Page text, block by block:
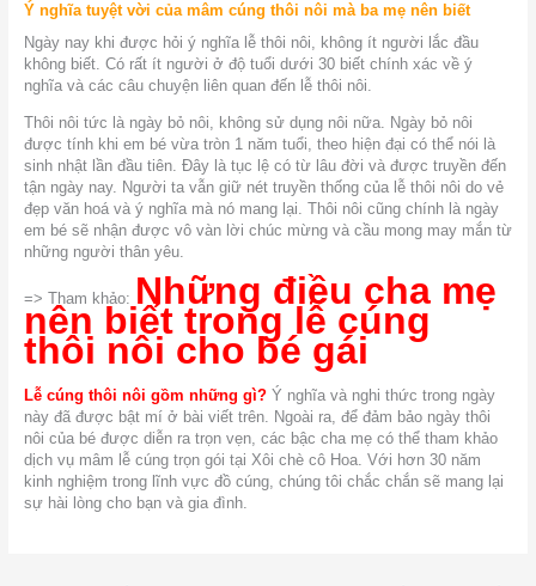
Ý nghĩa tuyệt vời của mâm cúng thôi nôi mà ba mẹ nên biết
Ngày nay khi được hỏi ý nghĩa lễ thôi nôi, không ít người lắc đầu
không biết. Có rất ít người ở độ tuổi dưới 30 biết chính xác về ý
nghĩa và các câu chuyện liên quan đến lễ thôi nôi.
Thôi nôi tức là ngày bỏ nôi, không sử dụng nôi nữa. Ngày bỏ nôi
được tính khi em bé vừa tròn 1 năm tuổi, theo hiện đại có thể nói là
sinh nhật lần đầu tiên. Đây là tục lệ có từ lâu đời và được truyền đến
tận ngày nay. Người ta vẫn giữ nét truyền thống của lễ thôi nôi do vẻ
đẹp văn hoá và ý nghĩa mà nó mang lại. Thôi nôi cũng chính là ngày
em bé sẽ nhận được vô vàn lời chúc mừng và cầu mong may mắn từ
những người thân yêu.
=> Tham khảo: Những điều cha mẹ
nên biết trong lễ cúng
thôi nôi cho bé gái
Lễ cúng thôi nôi gồm những gì?Ý nghĩa và nghi thức trong ngày
này đã được bật mí ở bài viết trên. Ngoài ra, để đảm bảo ngày thôi
nôi của bé được diễn ra trọn vẹn, các bậc cha mẹ có thể tham khảo
dịch vụ mâm lễ cúng trọn gói tại Xôi chè cô Hoa. Với hơn 30 năm
kinh nghiệm trong lĩnh vực đồ cúng, chúng tôi chắc chắn sẽ mang lại
sự hài lòng cho bạn và gia đình.